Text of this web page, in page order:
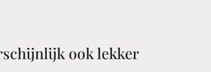
ook lekker